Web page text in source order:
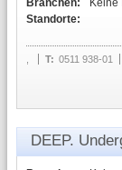
Branchen:
Keine
Standorte:
T: 0511 938-01
DEEP.